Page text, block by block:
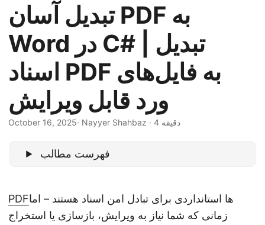
v
i
g
t
o
n
تبدیل آسان PDF به
Word در C# | تبدیل
اسناد PDF به فایل‌های
ورد قابل ویرایش
October 16, 2025 · Nayyer Shahbaz · 4 دقیقه
فهرست مطالب
PDFها استانداردی برای تبادل امن اسناد هستند – اما
زمانی که شما نیاز به ویرایش، بازسازی یا استخراج